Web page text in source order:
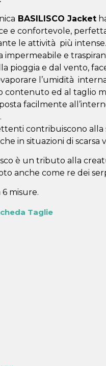
BASILISCO Jacket
e confortevole,
le attività più intense.
impermeabile e
pioggia e dal vento,
l’umidità
contenuto ed al taglio
facilmente
contribuiscono alla
in situazioni di scarsa
è un tributo alla
anche come re dei
6 misure.
Taglie